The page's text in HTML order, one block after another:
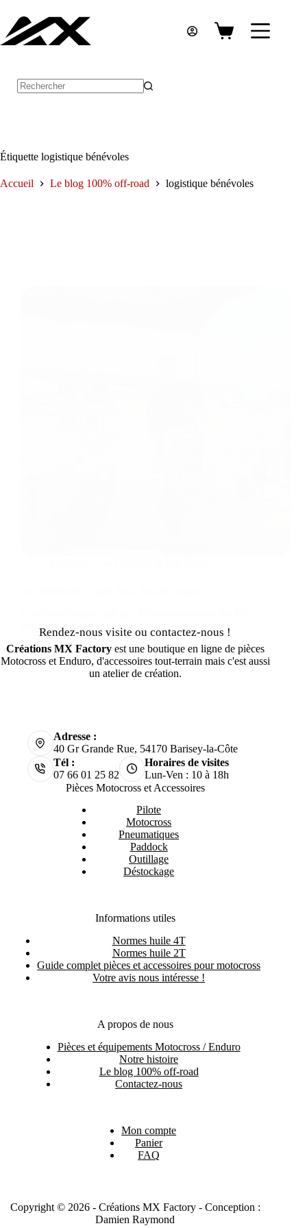
contenu
Panier
Étiquette logistique bénévoles
Accueil Le blog 100% off-road logistique bénévoles
podiums, ne…
Rendez-nous visite ou contactez-nous !
Créations MX Factoryest une boutique en ligne de pièces
Motocross et Enduro, d'accessoires tout-terrain mais c'est aussi
un atelier de création.
Adresse :
40 Gr Grande Rue, 54170 Barisey-la-Côte
Tél :
07 66 01 25 82
Horaires de visites
Lun-Ven : 10 à 18h
Pièces Motocross et Accessoires
Pilote
Motocross
Pneumatiques
Paddock
Outillage
Déstockage
Informations utiles
Normes huile 4T
Normes huile 2T
Guide complet pièces et accessoires pour motocross
Votre avis nous intéresse !
A propos de nous
Pièces et équipements Motocross / Enduro
Notre histoire
Le blog 100% off-road
Contactez-nous
Mon compte
Panier
FAQ
Copyright © 2026 - Créations MX Factory - Conception :
Damien Raymond